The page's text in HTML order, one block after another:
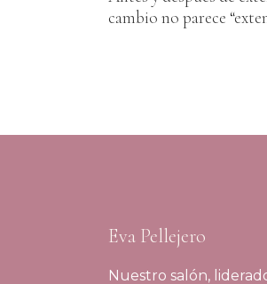
cambio no parece
Eva Pellejero
Nuestro salón,